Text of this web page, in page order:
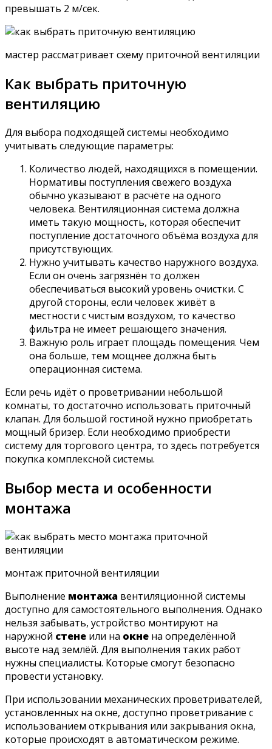
превышать 2 м/сек.
мастер рассматривает схему приточной вентиляции
Как выбрать приточную
вентиляцию
Для выбора подходящей системы необходимо
учитывать следующие параметры:
Количество людей, находящихся в помещении.
Нормативы поступления свежего воздуха
обычно указывают в расчёте на одного
человека. Вентиляционная система должна
иметь такую мощность, которая обеспечит
поступление достаточного объёма воздуха для
присутствующих.
Нужно учитывать качество наружного воздуха.
Если он очень загрязнён то должен
обеспечиваться высокий уровень очистки. С
другой стороны, если человек живёт в
местности с чистым воздухом, то качество
фильтра не имеет решающего значения.
Важную роль играет площадь помещения. Чем
она больше, тем мощнее должна быть
операционная система.
Если речь идёт о проветривании небольшой
комнаты, то достаточно использовать приточный
клапан. Для большой гостиной нужно приобретать
мощный бризер. Если необходимо приобрести
систему для торгового центра, то здесь потребуется
покупка комплексной системы.
Выбор места и особенности
монтажа
монтаж приточной вентиляции
Выполнение монтажа вентиляционной системы
доступно для самостоятельного выполнения. Однако
нельзя забывать, устройство монтируют на
наружной стене или на окне на определённой
высоте над землёй. Для выполнения таких работ
нужны специалисты. Которые смогут безопасно
провести установку.
При использовании механических проветривателей,
установленных на окне, доступно проветривание с
использованием открывания или закрывания окна,
которые происходят в автоматическом режиме.